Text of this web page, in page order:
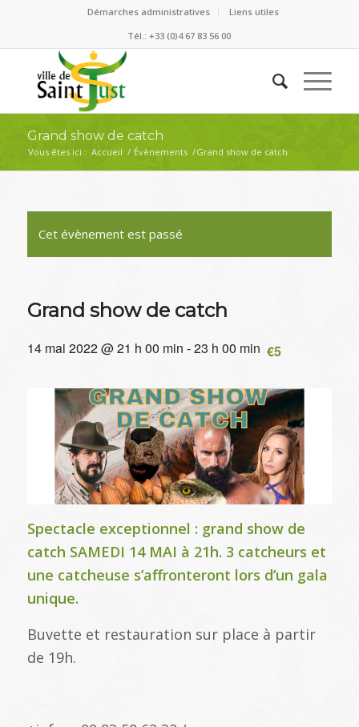
Démarches administratives
Liens utiles
Tél.: +33 (0)4 67 83 56 00
Grand show de catch
Vous êtes ici : Accueil / Évènements /Grand show de catch
Cet évènement est passé
Grand show de catch
14 mai 2022 @ 21 h 00 min -23 h 00 min €5
Spectacle exceptionnel : grand show de
catch SAMEDI 14 MAI à 21h. 3 catcheurs et
une catcheuse s’affronteront lors d’un gala
unique.
Buvette et restauration sur place à partir
de 19h.